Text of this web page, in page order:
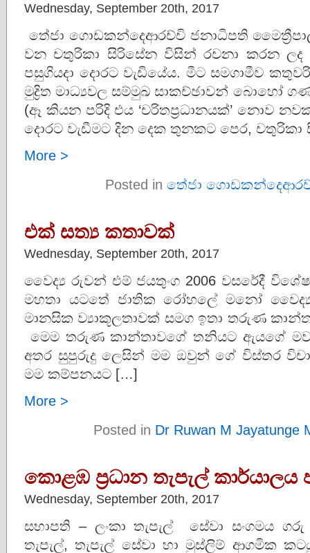
Wednesday, September 20th, 2017
තේජා ගොඩකන්දෙආරච්චි ජනාධිපති
වන චතුරිකා සිරිසේන විසින් රචනා කරන ලද
පසුගියදා දොරට වැඩියේය. මීට සමගාමීව
මුද්‍රිත මාධ්‍යවල සම්මුඛ සාකච්ඡාවන් බොහෝ
(ඈ කියන පරිදි එය ‘චරිතප්‍රධානයක්’ නොව
දොරට වැඩීමට දින දෙක තුනකට පෙර,
More >
Posted in තේජා
එක් සත්‍ය කතාවක්
Wednesday, September 20th, 2017
වෛද්‍ය රුවන් එම් ජයතුංග 2006 වසරේදී
මහතා යටතේ ජාතික රෝහලේ මනෝ
මානසික ව්‍යාකූලතාවක් සමග ඉතා තරුණ
මෙම තරුණ කාන්තාවගේ තනියට ඇයගේ
අතර සුපුරුදු ලෙසින් මම ඔවුන් ගේ විස්තර
මම කම්පනයට […]
More >
Posted in Dr Ruwan M Jayatunge
කොළඹ ප‍්‍රධාන තැපැල්
Wednesday, September 20th, 2017
සභාපති – ලංකා තැපැල් සේවා සංගමය ගරු
තැපැල්, තැපැල් සේවා හා මුස්ලිම් ආගමික